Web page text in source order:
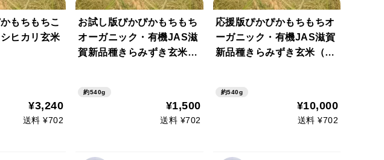
もちもちこ
ヒカリ玄米
¥3,240
送料 ¥702
お試し版ぴかぴかもちもち
オーガニック・有機JAS滋
賀新品種きらみずき玄米
約540g
¥1,500
送料 ¥702
応援版ぴかぴかもちもちオ
ーガニック・有機JAS滋賀
新品種きらみずき玄米（３
約540g
¥10,000
送料 ¥702